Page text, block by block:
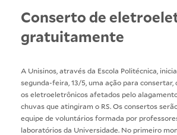
Conserto de
gratuitamente
A Unisinos, através da Escola Politécnica,
segunda-feira, 13/5, uma ação para consertar,
os eletroeletrônicos afetados pelo
chuvas que atingiram o RS. Os consertos
equipe de voluntários formada por
laboratórios da Universidade. No primeiro